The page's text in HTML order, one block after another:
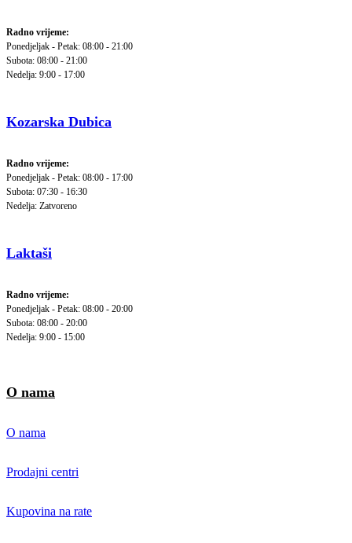
Radno vrijeme:
Ponedjeljak - Petak: 08:00 - 21:00
Subota: 08:00 - 21:00
Nedelja: 9:00 - 17:00
Kozarska Dubica
Radno vrijeme:
Ponedjeljak - Petak: 08:00 - 17:00
Subota: 07:30 - 16:30
Nedelja: Zatvoreno
Laktaši
Radno vrijeme:
Ponedjeljak - Petak: 08:00 - 20:00
Subota: 08:00 - 20:00
Nedelja: 9:00 - 15:00
O nama
O nama
Prodajni centri
Kupovina na rate